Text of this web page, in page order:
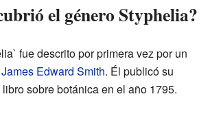
el género Styphelia?
fue descrito por primera vez por un
James Edward Smith. Él publicó su
sobre botánica en el año 1795.